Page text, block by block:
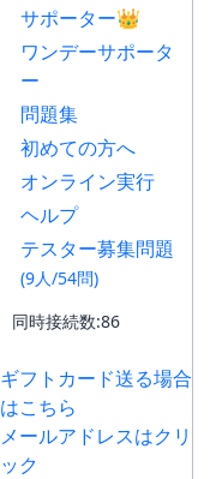
サポーター👑
ワンデーサポータ
ー
問題集
初めての方へ
オンライン実行
ヘルプ
テスター募集問題
(9人/54問)
同時接続数:86
ギフトカード送る場合
はこちら
メールアドレスはクリ
ック